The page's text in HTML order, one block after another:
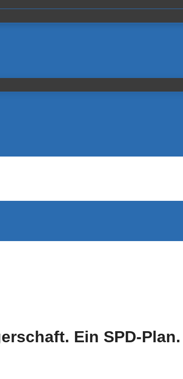
Ein SPD-Plan.